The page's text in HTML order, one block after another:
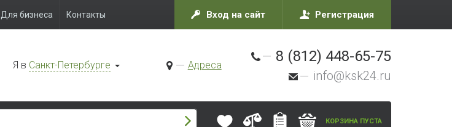
Для бизнеса Контакты Вход на сайт Регистрация
Я в Санкт-Петербурге Адреса
8 (812) 448-65-75
info@ksk24.ru
КОРЗИНА ПУСТА